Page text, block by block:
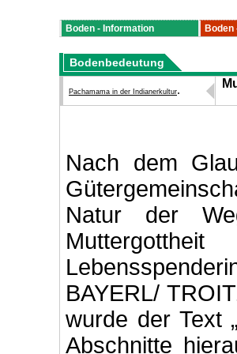
Boden - Information
Bodenbedeutung
Pachamama in der Indianerkultur.
Nach dem
Natur der
BAYERL/
wurde der Text
Abschnitte